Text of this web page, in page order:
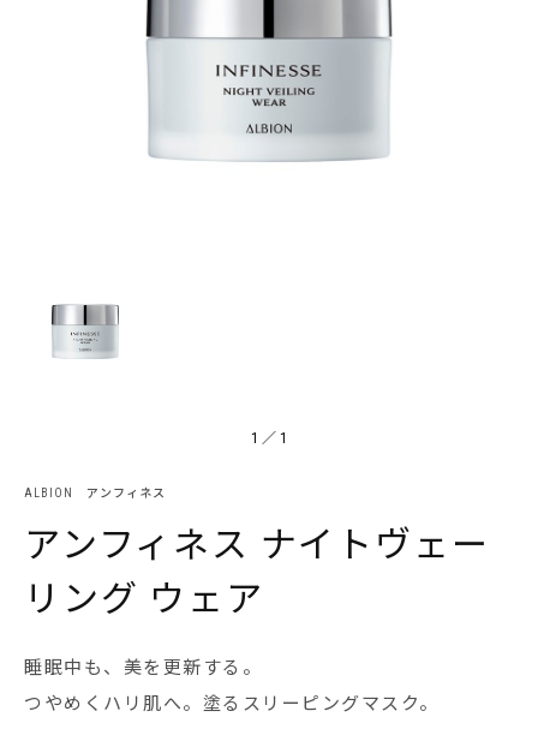
1 ／ 1
ALBION アンフィネス
アンフィネス ナイトヴェー
リング ウェア
睡眠中も、美を更新する。
つやめくハリ肌へ。塗るスリーピングマスク。